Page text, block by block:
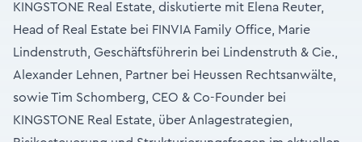
KINGSTONE Real Estate, diskutierte mit Elena Reuter,
Head of Real Estate bei FINVIA Family Office, Marie
Lindenstruth, Geschäftsführerin bei Lindenstruth & Cie.,
Alexander Lehnen, Partner bei Heussen Rechtsanwälte,
sowie Tim Schomberg, CEO & Co-Founder bei
KINGSTONE Real Estate, über Anlagestrategien,